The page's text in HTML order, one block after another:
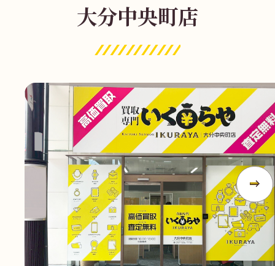
無 料
電話で 今すぐ無料査定
総合受付 10:00-19:00（年中無休）/通話料無料
大分中央町店